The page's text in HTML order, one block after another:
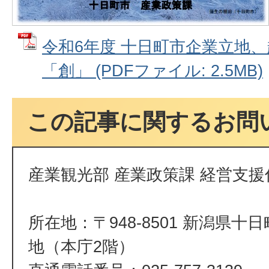
令和6年度 十日町市企業立地
「創」 (PDFファイル: 2.5MB)
この記事に関するお問
産業観光部 産業政策課 経営支援
所在地：〒948-8501 新潟県十
地（本庁2階）